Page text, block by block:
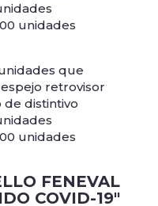
unidades
que
retrovisor
de distintivo
unidades
FENEVAL
COVID-19"